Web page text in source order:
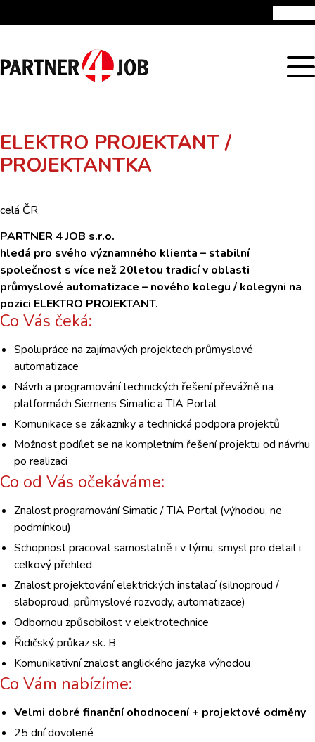
Nabízené pracovní pozice
ELEKTRO PROJEKTANT /
PROJEKTANTKA
celá ČR
PARTNER 4 JOB s.r.o.
hledá pro svého významného klienta – stabilní
společnost s více než 20letou tradicí v oblasti
průmyslové automatizace – nového kolegu / kolegyni na
pozici ELEKTRO PROJEKTANT.
Co Vás čeká:
Spolupráce na zajímavých projektech průmyslové
automatizace
Návrh a programování technických řešení převážně na
platformách Siemens Simatic a TIA Portal
Komunikace se zákazníky a technická podpora projektů
Možnost podílet se na kompletním řešení projektu od návrhu
po realizaci
Co od Vás očekáváme:
Znalost programování Simatic / TIA Portal (výhodou, ne
podmínkou)
Schopnost pracovat samostatně i v týmu, smysl pro detail i
celkový přehled
Znalost projektování elektrických instalací (silnoproud /
slaboproud, průmyslové rozvody, automatizace)
Odbornou způsobilost v elektrotechnice
Řidičský průkaz sk. B
Komunikativní znalost anglického jazyka výhodou
Co Vám nabízíme:
Velmi dobré finanční ohodnocení + projektové odměny
25 dní dovolené